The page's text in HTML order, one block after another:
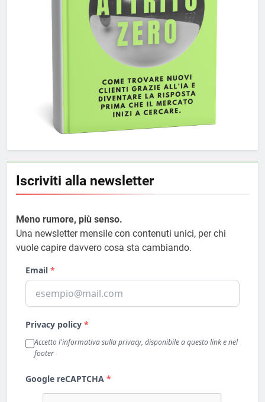
Iscriviti alla newsletter
Meno rumore, più senso.
Una newsletter mensile con contenuti unici, per chi
vuole capire davvero cosa sta cambiando.